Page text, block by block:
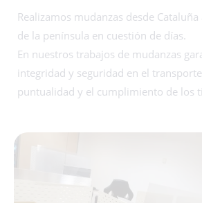
Realizamos mudanzas desde
de la península en cuestión de días.
En nuestros trabajos de mudanzas
integridad y seguridad en el transporte
puntualidad y el cumplimiento de los